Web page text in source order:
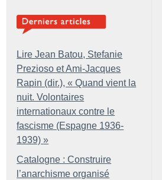
Lire Jean Batou, Stefanie
Prezioso et Ami-Jacques
Rapin (dir.), « Quand vient la
nuit. Volontaires
internationaux contre le
fascisme (Espagne 1936-
1939) »
Catalogne : Construire
l’anarchisme organisé